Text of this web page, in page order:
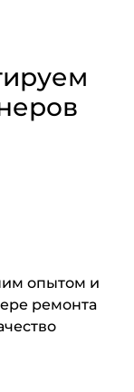
опытом и
ремонта